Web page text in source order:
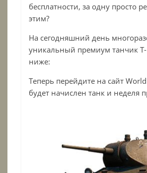
бесплатности, за одну просто
этим?
На сегодняшний день
уникальный премиум танчик
ниже:
Теперь перейдите на сайт
будет начислен танк и неделя